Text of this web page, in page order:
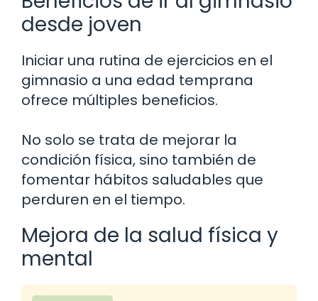
desde joven
Iniciar una rutina de ejercicios en el
gimnasio a una edad temprana
ofrece múltiples beneficios.
No solo se trata de mejorar la
condición física, sino también de
fomentar hábitos saludables que
perduren en el tiempo.
Mejora de la salud física y
mental